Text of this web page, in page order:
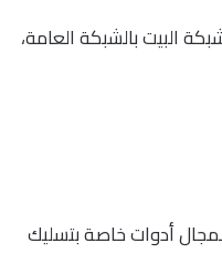
البيت بالشبكة العامة،
أدوات خاصة بتسليك